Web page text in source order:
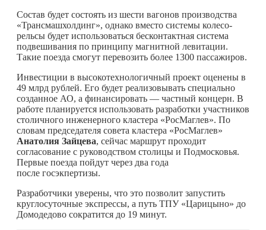
Состав будет состоять из шести вагонов производства
«Трансмашхолдинг», однако вместо системы колесо-
рельсы будет использоваться бесконтактная система
подвешивания по принципу магнитной левитации.
Такие поезда смогут перевозить более 1300 пассажиров.
Инвестиции в высокотехнологичный проект оценены в
49 млрд рублей. Его будет реализовывать специально
созданное АО, а финансировать — частный концерн. В
работе планируется использовать разработки участников
столичного инженерного кластера «РосМаглев». По
словам председателя совета кластера «РосМаглев»
Анатолия Зайцева, сейчас маршрут проходит
согласование с руководством столицы и Подмосковья.
Первые поезда пойдут через два года
после госэкпертизы.
Разработчики уверены, что это позволит запустить
круглосуточные экспрессы, а путь ТПУ «Царицыно» до
Домодедово сократится до 19 минут.